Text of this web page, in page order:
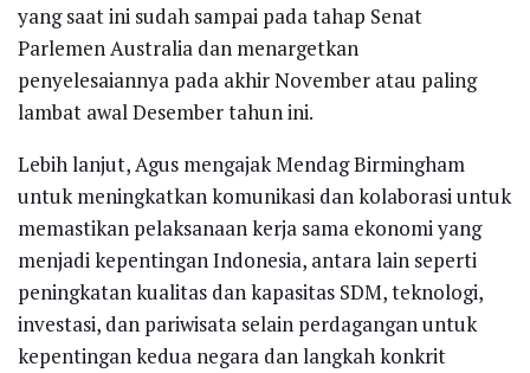
yang saat ini sudah sampai pada tahap Senat
Parlemen Australia dan menargetkan
penyelesaiannya pada akhir November atau paling
lambat awal Desember tahun ini.
Lebih lanjut, Agus mengajak Mendag Birmingham
untuk meningkatkan komunikasi dan kolaborasi untuk
memastikan pelaksanaan kerja sama ekonomi yang
menjadi kepentingan Indonesia, antara lain seperti
peningkatan kualitas dan kapasitas SDM, teknologi,
investasi, dan pariwisata selain perdagangan untuk
kepentingan kedua negara dan langkah konkrit